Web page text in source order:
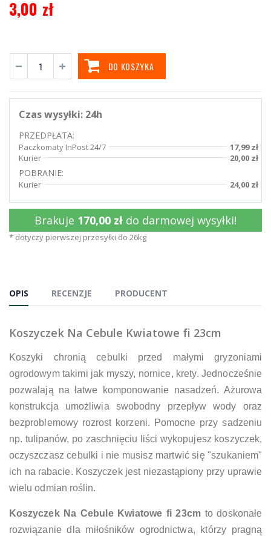
3,00 zł
DO KOSZYKA
Czas wysyłki: 24h
PRZEDPŁATA:
Paczkomaty InPost 24/7
17,99 zł
Kurier
20,00 zł
POBRANIE:
Kurier 24,00 zł
Brakuje 170,00 zł do darmowej wysyłki!
* dotyczy pierwszej przesyłki do 26kg
OPIS RECENZJE PRODUCENT
Koszyczek Na Cebule Kwiatowe fi 23cm
Koszyki chronią cebulki przed małymi gryzoniami
ogrodowym takimi jak myszy, nornice, krety. Jednocześnie
pozwalają na łatwe komponowanie nasadzeń. Ażurowa
konstrukcja umożliwia swobodny przepływ wody oraz
bezproblemowy rozrost korzeni. Pomocne przy sadzeniu
np. tulipanów, po zaschnięciu liści wykopujesz koszyczek,
oczyszczasz cebulki i nie musisz martwić się "szukaniem"
ich na rabacie. Koszyczek jest niezastąpiony przy uprawie
wielu odmian roślin.
Koszyczek Na Cebule Kwiatowe fi 23cmto doskonałe
rozwiązanie dla miłośników ogrodnictwa, którzy pragną